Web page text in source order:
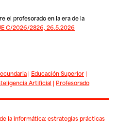
el profesorado en la era de la
C/2026/2826, 26.5.2026
| Educación Superior|
Artificial | Profesorado
la informática: estrategias prácticas